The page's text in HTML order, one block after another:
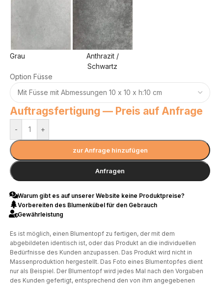
Grau
Anthrazit /
Schwartz
Option Füsse
Auftragsfertigung — Preis auf Anfrage
- +
zur Anfrage hinzufügen
Anfragen
Warum gibt es auf unserer Website keine Produktpreise?
Vorbereiten des Blumenkübel für den Gebrauch
Gewährleistung
Es ist möglich, einen Blumentopf zu fertigen, der mit dem
abgebildeten identisch ist, oder das Produkt an die individuellen
Bedürfnisse des Kunden anzupassen. Das Produkt wird nicht in
Massenproduktion hergestellt. Das Foto eines Blumentopfes dient
nur als Beispiel. Der Blumentopf wird jedes Mal nach den Vorgaben
des Kunden gefertigt, entsprechend den von ihm angegebenen